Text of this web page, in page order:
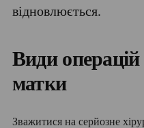
відновлюється.
Види
матки
Зважитися на серйозне